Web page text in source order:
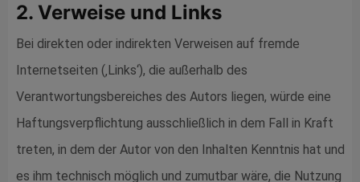
2. Verweise und Links
Bei direkten oder indirekten Verweisen auf fremde
Internetseiten (‚Links‘), die außerhalb des
Verantwortungsbereiches des Autors liegen, würde eine
Haftungsverpflichtung ausschließlich in dem Fall in Kraft
treten, in dem der Autor von den Inhalten Kenntnis hat und
es ihm technisch möglich und zumutbar wäre, die Nutzung